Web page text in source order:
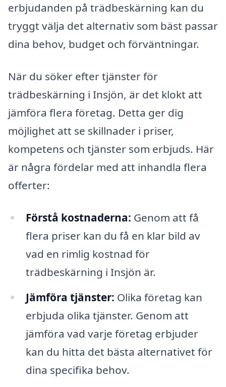
erbjudanden på trädbeskärning kan du
tryggt välja det alternativ som bäst passar
dina behov, budget och förväntningar.
När du söker efter tjänster för
trädbeskärning i Insjön, är det klokt att
jämföra flera företag. Detta ger dig
möjlighet att se skillnader i priser,
kompetens och tjänster som erbjuds. Här
är några fördelar med att inhandla flera
offerter:
Förstå kostnaderna: Genom att få
flera priser kan du få en klar bild av
vad en rimlig kostnad för
trädbeskärning i Insjön är.
Jämföra tjänster: Olika företag kan
erbjuda olika tjänster. Genom att
jämföra vad varje företag erbjuder
kan du hitta det bästa alternativet för
dina specifika behov.